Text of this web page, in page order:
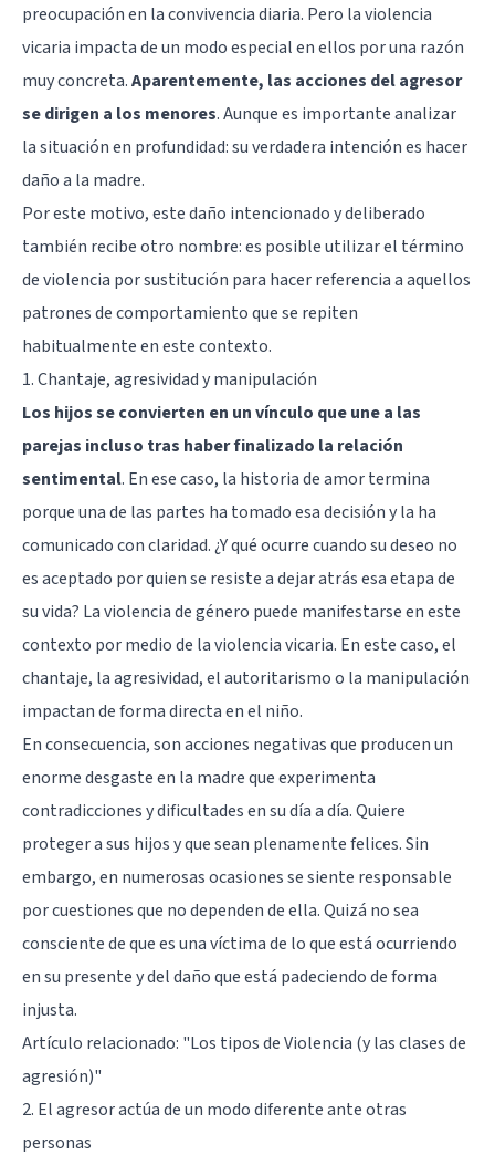
preocupación en la convivencia diaria. Pero la violencia
vicaria impacta de un modo especial en ellos por una razón
muy concreta.Aparentemente, las acciones del agresor
se dirigen a los menores. Aunque es importante analizar
la situación en profundidad: su verdadera intención es hacer
daño a la madre.
Por este motivo, este daño intencionado y deliberado
también recibe otro nombre: es posible utilizar el término
de violencia por sustitución para hacer referencia a aquellos
patrones de comportamiento que se repiten
habitualmente en este contexto.
1. Chantaje, agresividad y manipulación
Los hijos se convierten en un vínculo que une a las
parejas incluso tras haber finalizado la relación
sentimental. En ese caso, la historia de amor termina
porque una de las partes ha tomado esa decisión y la ha
comunicado con claridad. ¿Y qué ocurre cuando su deseo no
es aceptado por quien se resiste a dejar atrás esa etapa de
su vida? La violencia de género puede manifestarse en este
contexto por medio de la violencia vicaria. En este caso, el
chantaje, la agresividad, el autoritarismo o la manipulación
impactan de forma directa en el niño.
En consecuencia, son acciones negativas que producen un
enorme desgaste en la madre que experimenta
contradicciones y dificultades en su día a día. Quiere
proteger a sus hijos y que sean plenamente felices. Sin
embargo, en numerosas ocasiones se siente responsable
por cuestiones que no dependen de ella. Quizá no sea
consciente de que es una víctima de lo que está ocurriendo
en su presente y del daño que está padeciendo de forma
injusta.
Artículo relacionado: "Los tipos de Violencia (y las clases de
agresión)"
2. El agresor actúa de un modo diferente ante otras
personas